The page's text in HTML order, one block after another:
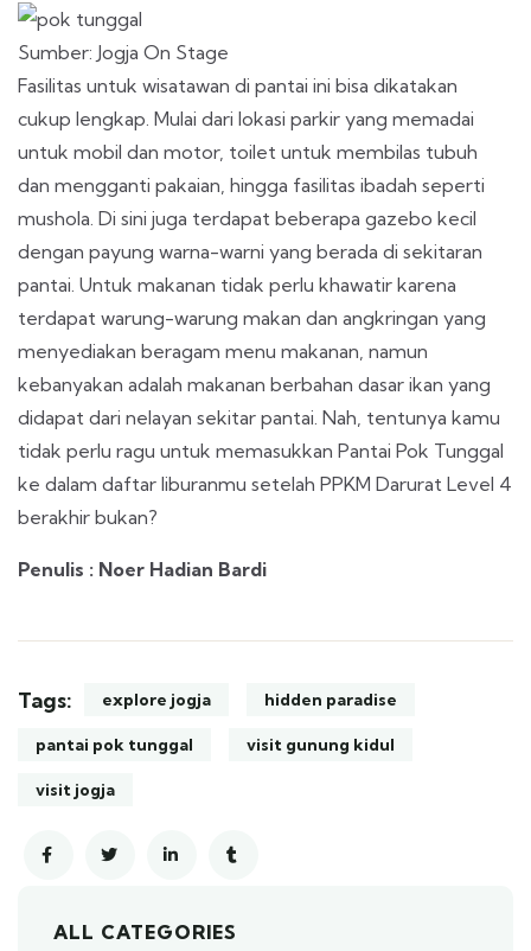
Sumber: Jogja On Stage
Fasilitas untuk wisatawan di pantai ini bisa dikatakan
cukup lengkap. Mulai dari lokasi parkir yang memadai
untuk mobil dan motor, toilet untuk membilas tubuh
dan mengganti pakaian, hingga fasilitas ibadah seperti
mushola. Di sini juga terdapat beberapa gazebo kecil
dengan payung warna-warni yang berada di sekitaran
pantai. Untuk makanan tidak perlu khawatir karena
terdapat warung-warung makan dan angkringan yang
menyediakan beragam menu makanan, namun
kebanyakan adalah makanan berbahan dasar ikan yang
didapat dari nelayan sekitar pantai. Nah, tentunya kamu
tidak perlu ragu untuk memasukkan Pantai Pok Tunggal
ke dalam daftar liburanmu setelah PPKM Darurat Level 4
berakhir bukan?
Penulis : Noer Hadian Bardi
Tags: explore jogja hidden paradise
pantai pok tunggal visit gunung kidul
visit jogja
ALL CATEGORIES